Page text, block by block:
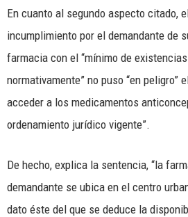
En cuanto al segundo aspecto citado,
incumplimiento por el demandante de
farmacia con el “mínimo de
normativamente” no puso “en peligro”
acceder a los medicamentos
ordenamiento jurídico vigente”.
De hecho, explica la sentencia, “la
demandante se ubica en el centro
dato éste del que se deduce la